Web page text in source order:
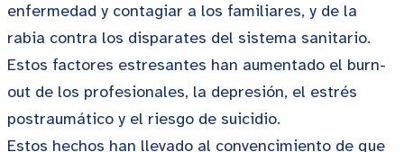
enfermedad y contagiar a los familiares, y de la
rabia contra los disparates del sistema sanitario.
Estos factores estresantes han aumentado el burn-
out de los profesionales, la depresión, el estrés
postraumático y el riesgo de suicidio.
Estos hechos han llevado al convencimiento de que